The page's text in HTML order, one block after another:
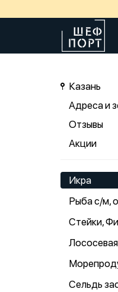
Казань
Адреса и
Отзывы
Акции
Икра
Рыба с/м,
Стейки,
Сельдь